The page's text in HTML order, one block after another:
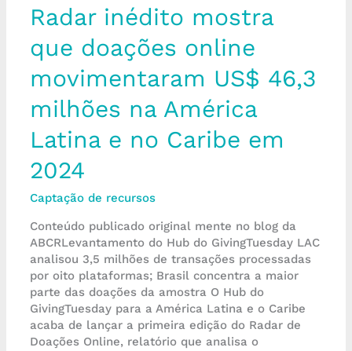
Radar inédito mostra
que doações online
movimentaram US$ 46,3
milhões na América
Latina e no Caribe em
2024
Captação de recursos
Conteúdo publicado original mente no blog da
ABCRLevantamento do Hub do GivingTuesday LAC
analisou 3,5 milhões de transações processadas
por oito plataformas; Brasil concentra a maior
parte das doações da amostra O Hub do
GivingTuesday para a América Latina e o Caribe
acaba de lançar a primeira edição do Radar de
Doações Online, relatório que analisa o
América
Latina
e
no
Caribe
em
2024